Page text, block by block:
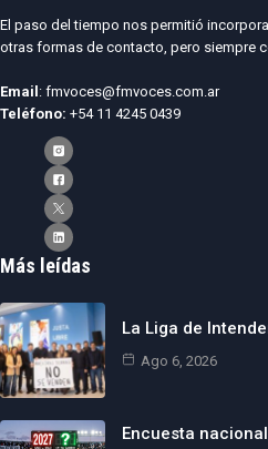
El paso del tiempo nos permitió
otras formas de contacto, pero siempre
Email : fmvoces@fmvoces.com.ar
Teléfono: +54 11 4245 0439
Más leídas
La Liga de
Ago 6, 2026
Encuesta